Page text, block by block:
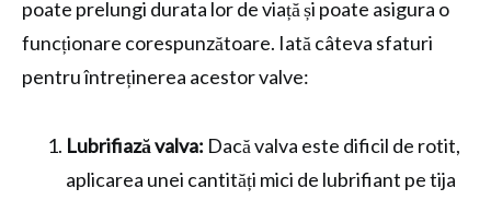
poate prelungi durata lor de viață și poate asigura o
funcționare corespunzătoare. Iată câteva sfaturi
pentru întreținerea acestor valve:
Lubrifiază valva: Dacă valva este dificil de rotit,
aplicarea unei cantități mici de lubrifiant pe tija